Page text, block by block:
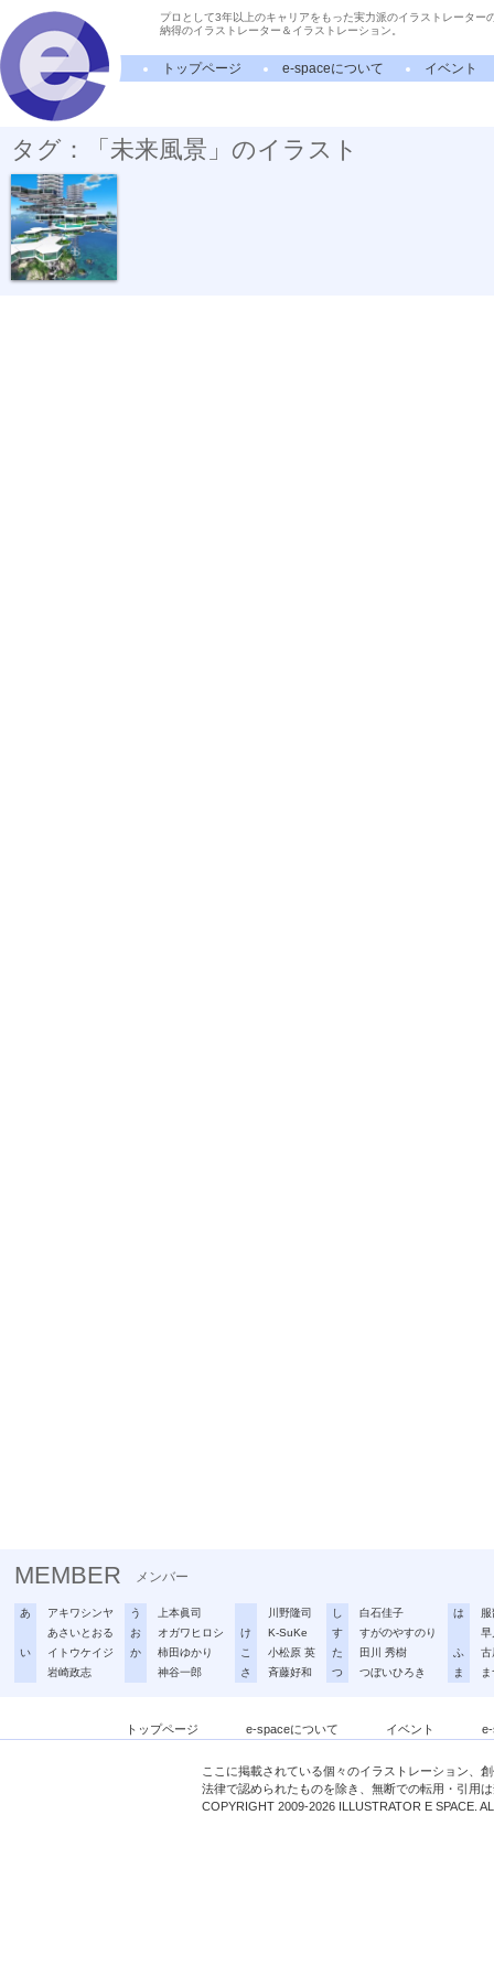
プロとして3年以上のキャリアをもった実力派のイラストレーター
納得のイラストレーター＆イラストレーション。
トップページ e-spaceについて イベント
タグ：「未来風景」のイラスト
スカイマンシ...
MEMBER メンバー
あ
アキワシンヤ
あさいとおる
い
イトウケイジ
岩崎政志
う
上本眞司
お
オガワヒロシ
か
柿田ゆかり
神谷一郎
川野隆司
け
K-SuKe
こ
小松原 英
さ
斉藤好和
し
白石佳子
す
すがのやすのり
た
田川 秀樹
つ
つぼいひろき
は
早
ふ
古
ま
トップページ e-spaceについて イベント
ここに掲載されている個々のイラストレーション、
法律で認められたものを除き、無断での転用・引用
COPYRIGHT 2009-2026 ILLUSTRATOR E SPACE.